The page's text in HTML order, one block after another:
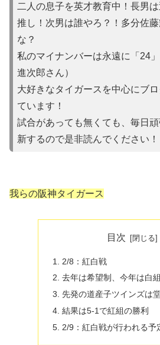
二人の息子を英才教育中！長男
推し！次男は誰やろ？！多分佐
な？
私のマイナンバーは永遠に「24
進次郎さん）
大好きなタイガースを中心にブ
ています！
試合があって も無くても、毎日
新するので是非読んでください！
我らの阪神タイガース
目次
2/8：紅白戦
去年は希望制、今年は白
先発の道産子ツインズは
結果は5-1で紅組の勝利
2/9：紅白戦が行われる予